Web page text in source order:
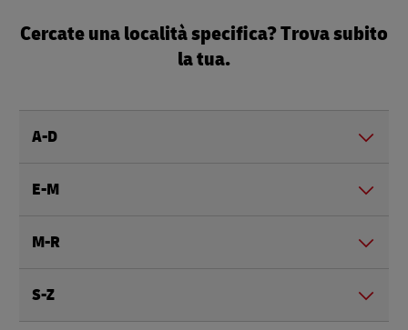
Cercate una località specifica? Trova subito
la tua.
A-D
E-M
M-R
S-Z